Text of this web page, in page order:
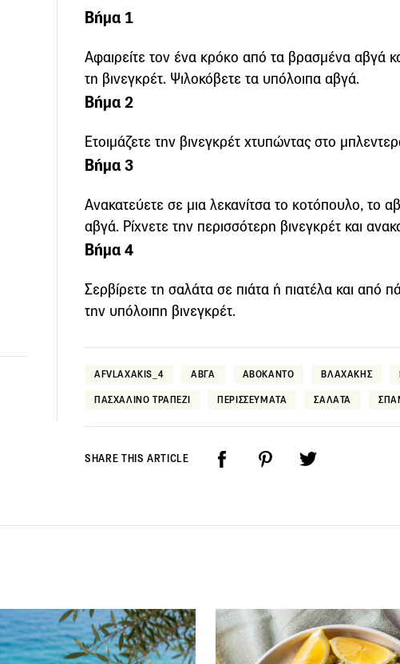
Βήμα 1
Αφαιρείτε τον ένα κρόκο από τα βρασμένα αβγά
τη βινεγκρέτ. Ψιλοκόβετε τα υπόλοιπα αβγά.
Βήμα 2
Ετοιμάζετε την βινεγκρέτ χτυπώντας στο
Βήμα 3
Ανακατεύετε σε μια λεκανίτσα το κοτόπουλο, το
αβγά. Ρίχνετε την περισσότερη βινεγκρέτ και
Βήμα 4
Σερβίρετε τη σαλάτα σε πιάτα ή πιατέλα και από
την υπόλοιπη βινεγκρέτ.
AFVLAXAKIS_4 ΑΒΓΑ ΑΒΟΚΑΝΤΟ ΒΛΑΧΑΚΗΣ
ΠΑΣΧΑΛΙΝΟ ΤΡΑΠΕΖΙ ΠΕΡΙΣΣΕΥΜΑΤΑ ΣΑΛΑΤΑ
SHARE THIS ARTICLE